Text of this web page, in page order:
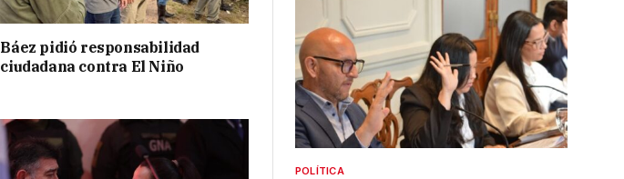
Báez pidió responsabilidad
ciudadana contra El Niño
POLÍTICA